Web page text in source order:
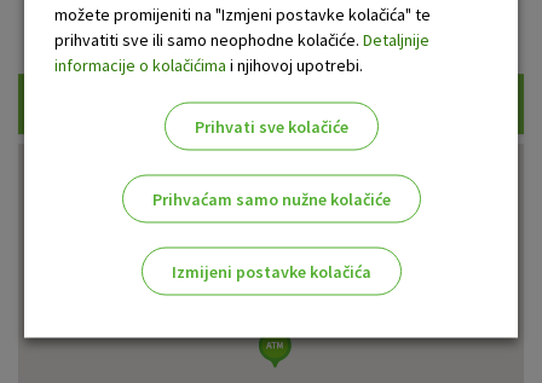
Prikaži samo uplatne bankomate
možete promijeniti na "Izmjeni postavke kolačića" te
prihvatiti sve ili samo neophodne kolačiće. Detaljnije
informacije o kolačićima i njihovoj upotrebi.
Prihvati sve kolačiće
Prihvaćam samo nužne kolačiće
Izmijeni postavke kolačića